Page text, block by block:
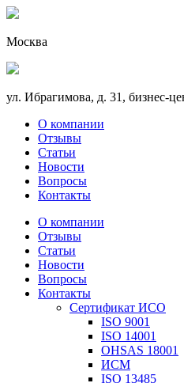
Москва
ул. Ибрагимова, д. 31, бизнес-
О компании
Отзывы
Статьи
Новости
Вопросы
Контакты
О компании
Отзывы
Статьи
Новости
Вопросы
Контакты
Сертификат ИСО
ISO 9001
ISO 14001
OHSAS 18001
ИСМ
ISO 13485